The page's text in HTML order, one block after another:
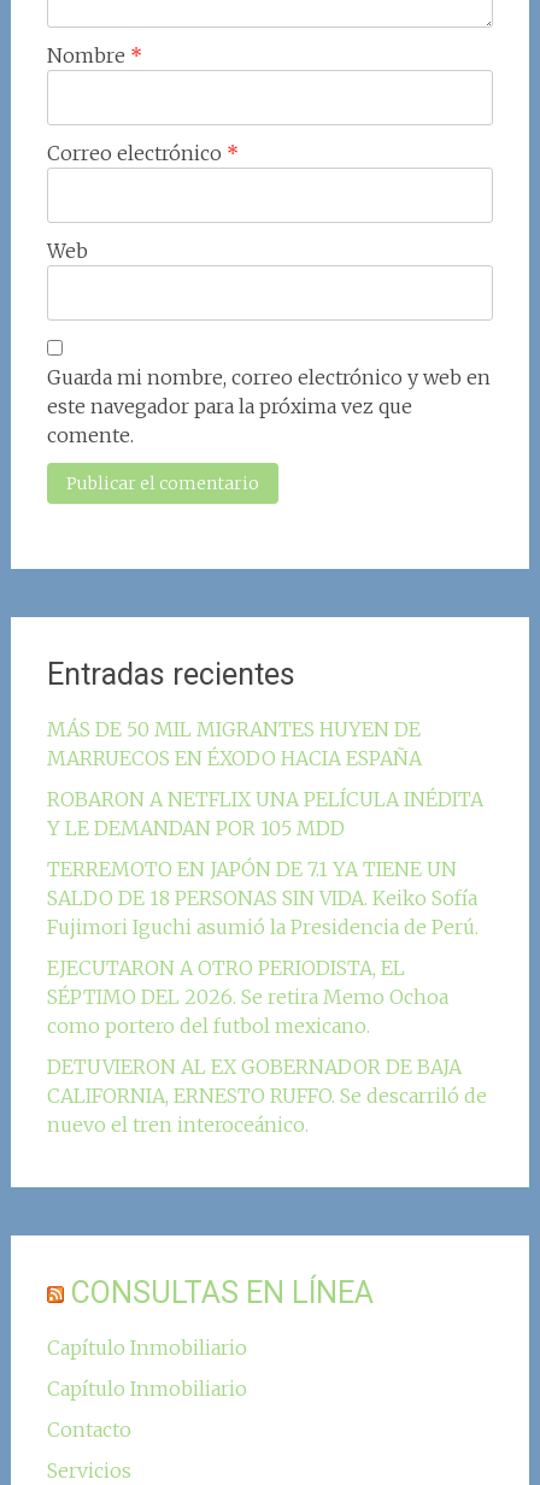
Nombre *
Correo electrónico *
Web
Guarda mi nombre, correo electrónico y web en
este navegador para la próxima vez que
comente.
Entradas recientes
MÁS DE 50 MIL MIGRANTES HUYEN DE
MARRUECOS EN ÉXODO HACIA ESPAÑA
ROBARON A NETFLIX UNA PELÍCULA INÉDITA
Y LE DEMANDAN POR 105 MDD
TERREMOTO EN JAPÓN DE 7.1 YA TIENE UN
SALDO DE 18 PERSONAS SIN VIDA. Keiko Sofía
Fujimori Iguchi asumió la Presidencia de Perú.
EJECUTARON A OTRO PERIODISTA, EL
SÉPTIMO DEL 2026. Se retira Memo Ochoa
como portero del futbol mexicano.
DETUVIERON AL EX GOBERNADOR DE BAJA
CALIFORNIA, ERNESTO RUFFO. Se descarriló de
nuevo el tren interoceánico.
CONSULTAS EN LÍNEA
Capítulo Inmobiliario
Capítulo Inmobiliario
Contacto
Servicios